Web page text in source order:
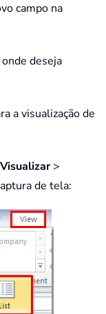
campo na
onde deseja
a visualização de
Visualizar>
de tela: